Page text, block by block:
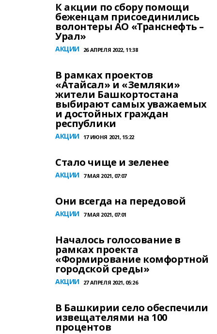
К акции по сбору помощи
беженцам присоединились
волонтеры АО «Транснефть –
Урал»
АКЦИИ 26 АПРЕЛЯ 2022, 11:38
В рамках проектов
«Атайсал» и «Земляки»
жители Башкортостана
выбирают самых уважаемых
и достойных граждан
республики
АКЦИИ 17 ИЮНЯ 2021, 15:22
Стало чище и зеленее
АКЦИИ 7 МАЯ 2021, 07:07
Они всегда на передовой
АКЦИИ 7 МАЯ 2021, 07:01
Началось голосование в
рамках проекта
«Формирование комфортной
городской среды»
АКЦИИ 27 АПРЕЛЯ 2021, 05:26
В Башкирии село обеспечили
извещателями на 100
процентов